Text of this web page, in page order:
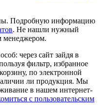
Подробную информацию
. Не нашли нужный
менеджером.
через сайт зайдя в
фильтр, избранное
по электронной
ли продукция. Мы
в нашем интернет-
с пользовательским